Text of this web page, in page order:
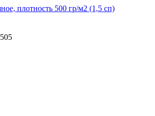
плотность 500 гр/м2 (1,5 сп)